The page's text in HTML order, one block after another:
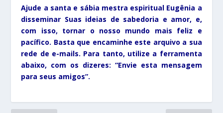
Ajude a santa e sábia mestra espiritual Eugênia a
disseminar Suas ideias de sabedoria e amor, e,
com isso, tornar o nosso mundo mais feliz e
pacífico. Basta que encaminhe este arquivo a sua
rede de e-mails. Para tanto, utilize a ferramenta
abaixo, com os dizeres: “Envie esta mensagem
para seus amigos”.